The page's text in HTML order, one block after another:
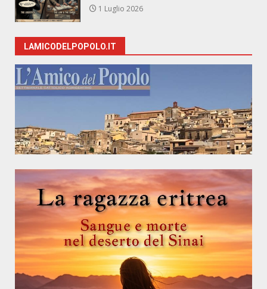
1 Luglio 2026
LAMICODELPOPOLO.IT